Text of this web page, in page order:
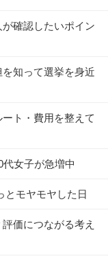
確認したいポイン
知って選挙を身近
ト・費用を整えて
女子が急増中
とモヤモヤした日
価につながる考え